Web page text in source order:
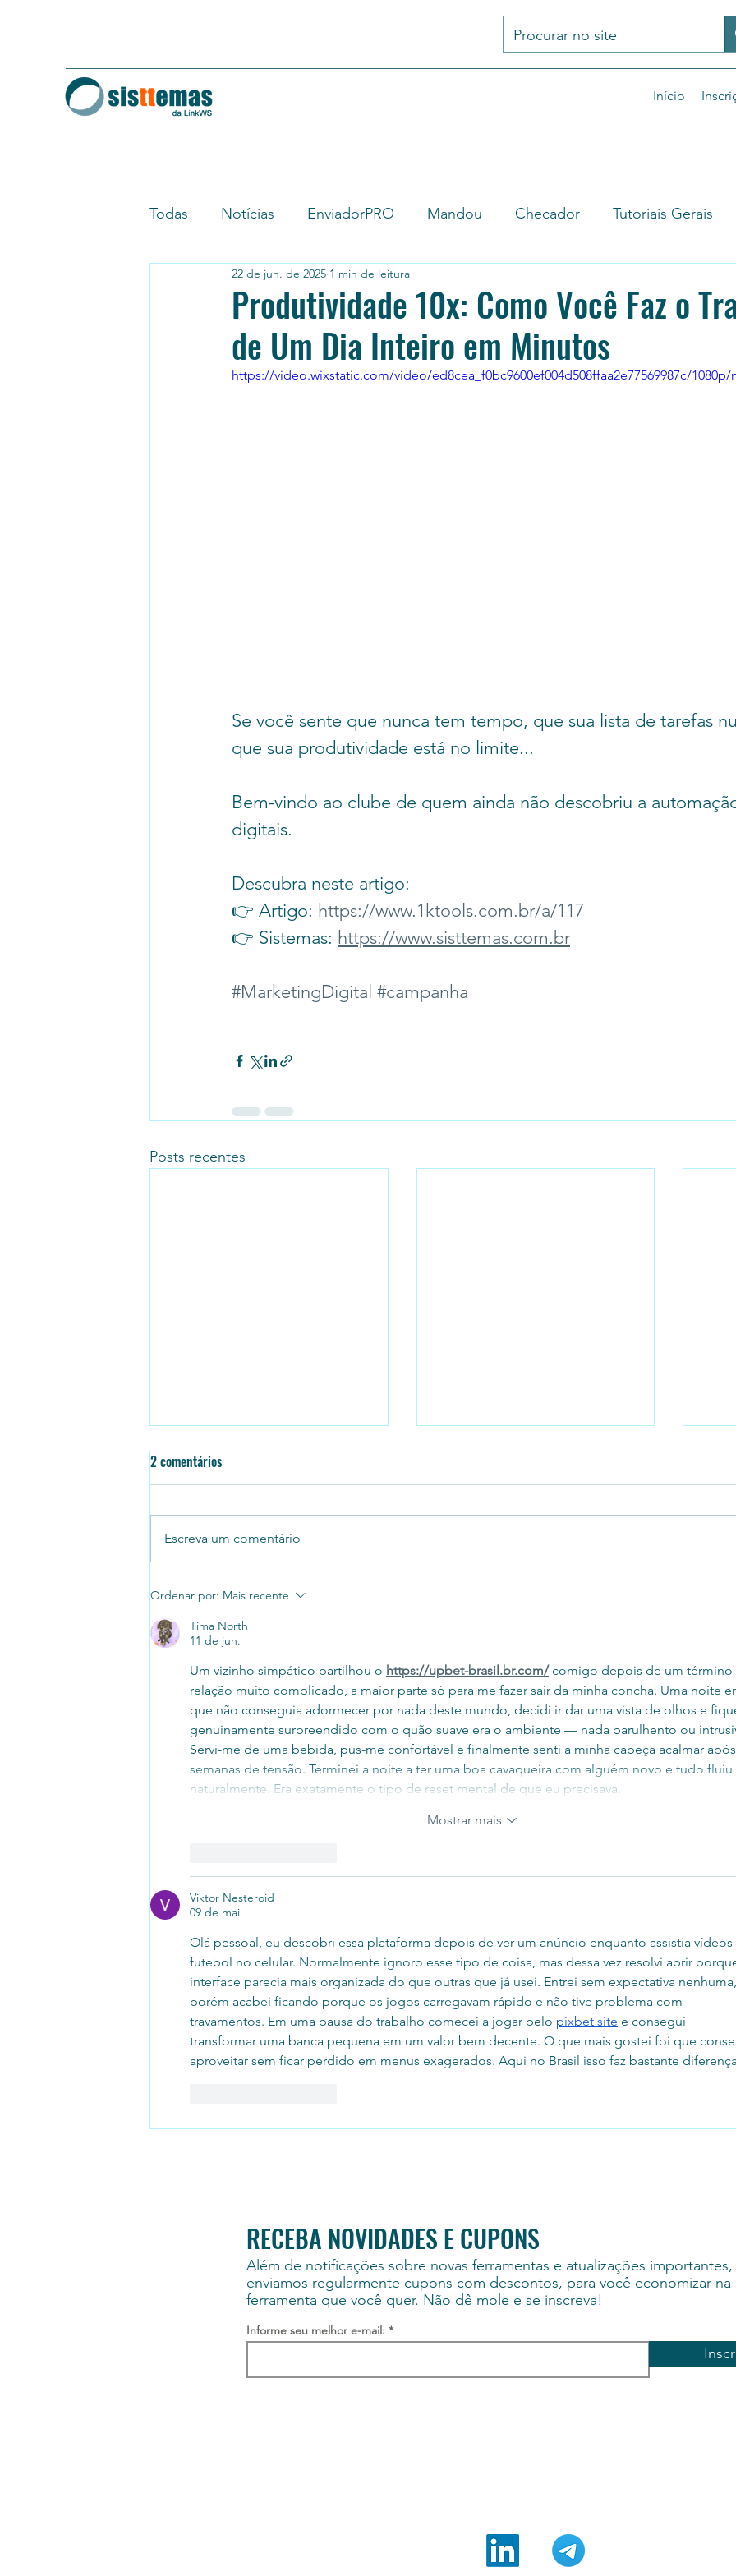
Início
Todas Notícias EnviadorPRO Mandou Checador Tutoriais Gerais
Extrator Geral Tutoriais de produto
Multipost SuperContato
Produtividade 10x: Como Você Faz o
de Um Dia Inteiro em Minutos
22 de jun. de 2025 1 min de leitura
https://video.wixstatic.com/video/ed8cea_f0bc9600ef004d508ffaa2e77569987c/
Se você sente que nunca tem tempo, que sua lista de tarefas
que sua produtividade está no limite...
Bem-vindo ao clube de quem ainda não descobriu a
digitais.
Descubra neste artigo:
👉 Artigo: https://www.1ktools.com.br/a/117
👉 Sistemas: https://www.sisttemas.com.br
#MarketingDigital #campanha
Posts recentes
Planilha vs. CRM: Chegou a Hora
com Menos Esforço)
2 comentários
Escreva um comentário
Ordenar por: Mais recente
Tima North
11 de jun.
Um vizinho simpático partilhou o https://upbet-brasil.br.com/ comigo depois de um término
relação muito complicado, a maior parte só para me fazer sair da minha concha. Uma noite
que não conseguia adormecer por nada deste mundo, decidi ir dar uma vista de olhos e
genuinamente surpreendido com o quão suave era o ambiente — nada barulhento ou
Servi-me de uma bebida, pus-me confortável e finalmente senti a minha cabeça acalmar após
semanas de tensão. Terminei a noite a ter uma boa cavaqueira com alguém novo e tudo fluiu
naturalmente. Era exatamente o tipo de reset mental de que eu precisava.
Mostrar mais
Viktor Nesteroid
09 de mai.
Olá pessoal, eu descobri essa plataforma depois de ver um anúncio enquanto assistia vídeos
futebol no celular. Normalmente ignoro esse tipo de coisa, mas dessa vez resolvi abrir
interface parecia mais organizada do que outras que já usei. Entrei sem expectativa nenhuma,
porém acabei ficando porque os jogos carregavam rápido e não tive problema com
travamentos. Em uma pausa do trabalho comecei a jogar pelo pixbet site e consegui
transformar uma banca pequena em um valor bem decente. O que mais gostei foi que
aproveitar sem ficar perdido em menus exagerados. Aqui no Brasil isso faz bastante
RECEBA NOVIDADES E CUPONS
Além de notificações sobre novas ferramentas e atualizações importantes,
enviamos regularmente cupons com descontos, para você economizar na
ferramenta que você quer. Não dê mole e se inscreva!
Informe seu melhor e-mail: